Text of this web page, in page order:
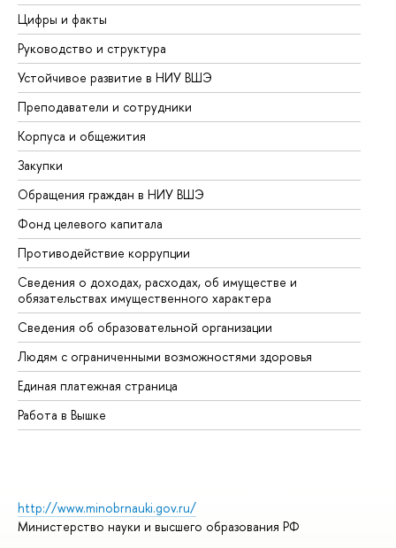
Цифры и факты
Руководство и структура
Устойчивое развитие в НИУ ВШЭ
Преподаватели и сотрудники
Корпуса и общежития
Закупки
Обращения граждан в НИУ ВШЭ
Фонд целевого капитала
Противодействие коррупции
Сведения о доходах, расходах, об имуществе и
обязательствах имущественного характера
Сведения об образовательной организации
Людям с ограниченными возможностями здоровья
Единая платежная страница
Работа в Вышке
http://www.minobrnauki.gov.ru/
Министерство науки и высшего образования РФ